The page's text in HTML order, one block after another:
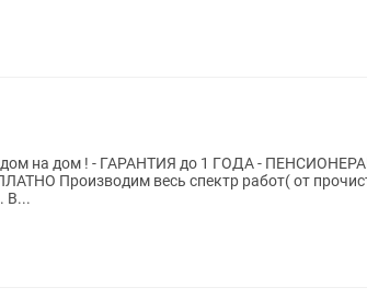
- ПЕНСИОНЕРАМ СКИДКА
от прочистки
В...